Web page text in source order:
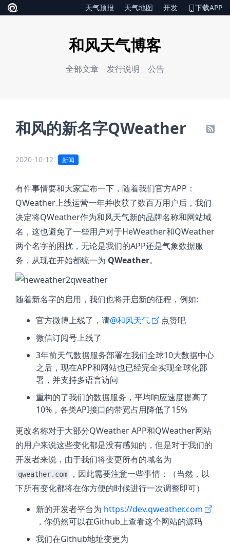
天气预报 天气地图 开发 下载APP
和风天气博客
全部文章 发行说明 公告
和风的新名字QWeather
2020-10-12 新闻
有件事情要和大家宣布一下，随着我们官方APP：
QWeather上线运营一年并收获了数百万用户后，我们
决定将QWeather作为和风天气新的品牌名称和网站域
名，这也避免了一些用户对于HeWeather和QWeather
两个名字的困扰，无论是我们的APP还是气象数据服
务，从现在开始都统一为 QWeather。
随着新名字的启用，我们也将开启新的征程，例如:
官方微博上线了，请@和风天气
点赞吧
微信订阅号上线了
3年前天气数据服务部署在我们全球10大数据中心
之后，现在APP和网站也已经完全实现全球化部
署，并支持多语言访问
重构的了我们的数据服务，平均响应速度提高了
10%，各类API接口的带宽占用降低了15%
更改名称对于大部分QWeather APP和QWeather网站
的用户来说这些变化都是没有感知的，但是对于我们的
开发者来说，由于我们将变更所有的域名为
qweather.com
，因此需要注意一些事情：（当然，以
下所有变化都将在你方便的时候进行一次调整即可）
新的开发者平台为 https://dev.qweather.com
，你仍然可以在Github上查看这个网站的源码
我们在Github地址变更为